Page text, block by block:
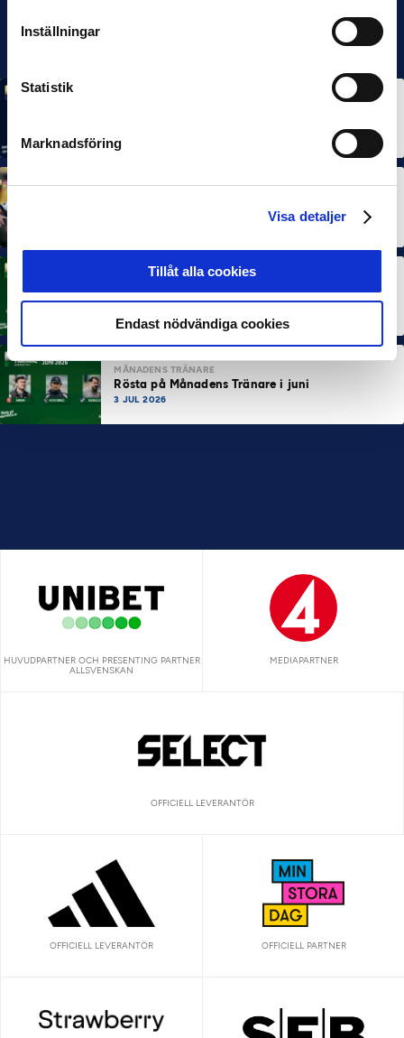
Inställningar
Statistik
Marknadsföring
Visa detaljer
Tillåt alla cookies
Endast nödvändiga cookies
Rösta på Månadens Spelare i juni
MÅNADENS TRÄNARE
Rösta på Månadens Tränare i juni
3 JUL 2026
HUVUDPARTNER OCH PRESENTING PARTNER
ALLSVENSKAN
MEDIAPARTNER
OFFICIELL LEVERANTÖR
OFFICIELL LEVERANTÖR OFFICIELL PARTNER